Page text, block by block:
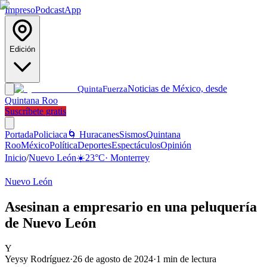
ImpresoPodcastApp
Edición
QuintaFuerzaNoticias de México, desde
Quintana Roo
Suscríbete gratis
PortadaPoliciaca 🌀 HuracanesSismosQuintana
RooMéxicoPolíticaDeportesEspectáculosOpinión
Inicio/Nuevo León☀️23°C· Monterrey
Nuevo León
Asesinan a empresario en una peluquería
de Nuevo León
Y
Yeysy Rodríguez·26 de agosto de 2024·1 min de lectura